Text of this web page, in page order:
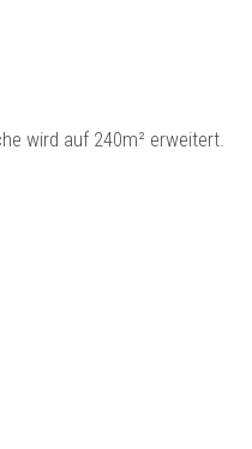
wird auf 240m² erweitert.